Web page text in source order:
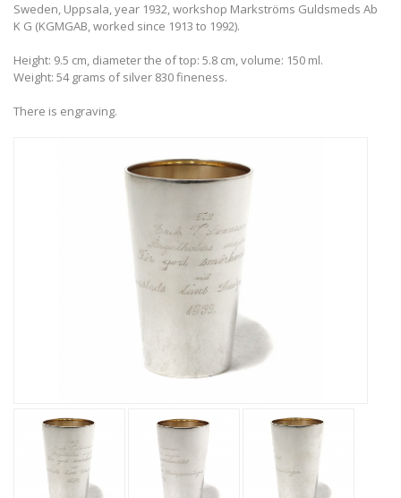
Sweden, Uppsala, year 1932, workshop Markströms Guldsmeds Ab
K G (KGMGAB, worked since 1913 to 1992).
Height: 9.5 cm, diameter the of top: 5.8 cm, volume: 150 ml.
Weight: 54 grams of silver 830 fineness.
There is engraving.